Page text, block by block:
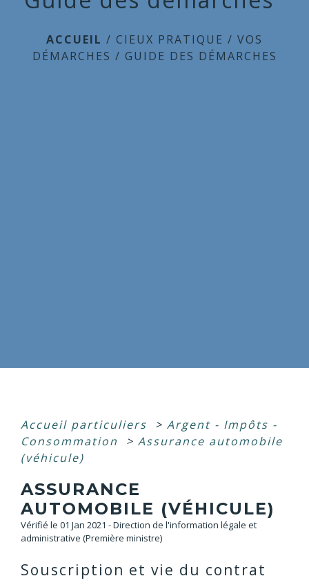
ACCUEIL / CIEUX PRATIQUE / VOS
DÉMARCHES / GUIDE DES DÉMARCHES
Accueil particuliers > Argent - Impôts -
Consommation
> Assurance automobile
(véhicule)
ASSURANCE
AUTOMOBILE (VÉHICULE)
Vérifié le 01 Jan 2021 - Direction de l'information légale et
administrative (Première ministre)
Souscription et vie du contrat